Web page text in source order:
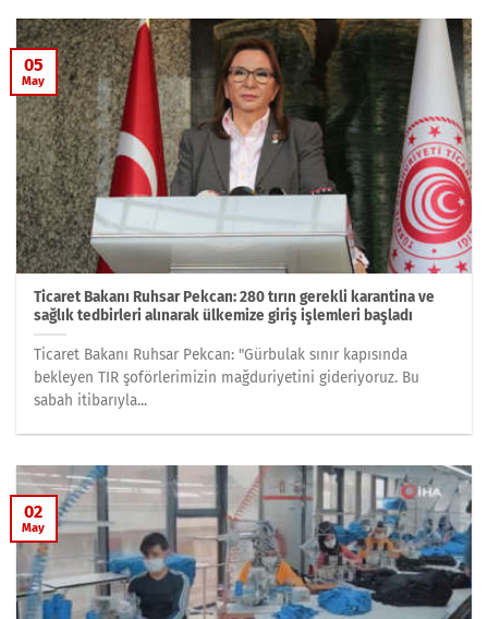
Ticaret Bakanı Ruhsar Pekcan: 280 tırın gerekli karantina ve
sağlık tedbirleri alınarak ülkemize giriş işlemleri başladı
Ticaret Bakanı Ruhsar Pekcan: "Gürbulak sınır kapısında
bekleyen TIR şoförlerimizin mağduriyetini gideriyoruz. Bu
sabah itibarıyla...
05
May
02
May